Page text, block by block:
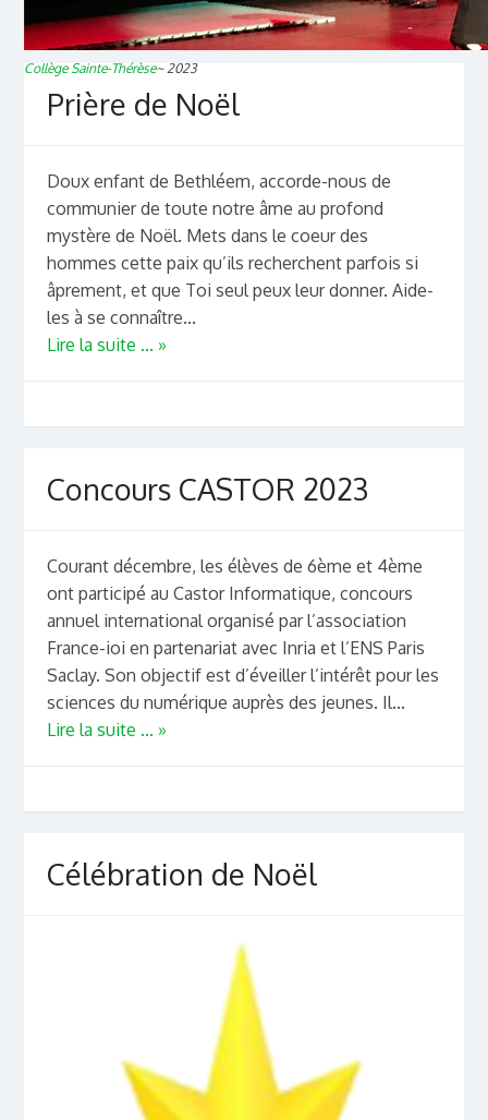
Collège Sainte-Thérèse~ 2023
Prière de Noël
Doux enfant de Bethléem, accorde-nous de
communier de toute notre âme au profond
mystère de Noël. Mets dans le coeur des
hommes cette paix qu’ils recherchent parfois si
âprement, et que Toi seul peux leur donner. Aide-
les à se connaître...
Lire la suite ... »
Concours CASTOR 2023
Courant décembre, les élèves de 6ème et 4ème
ont participé au Castor Informatique, concours
annuel international organisé par l’association
France-ioi en partenariat avec Inria et l’ENS Paris
Saclay. Son objectif est d’éveiller l’intérêt pour les
sciences du numérique auprès des jeunes. Il...
Lire la suite ... »
Célébration de Noël